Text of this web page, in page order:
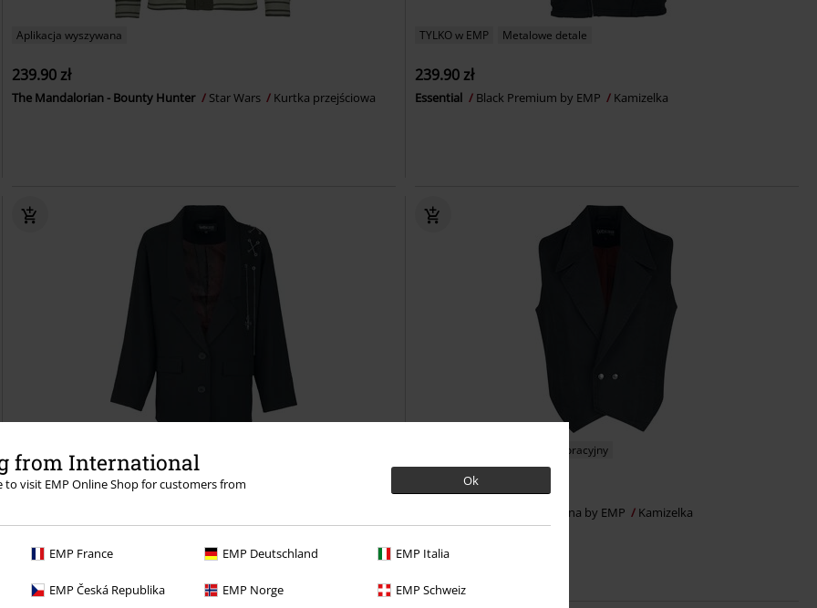
from International
to visit EMP Online Shop for customers from
Ok
EMP France EMP Deutschland EMP Italia
EMP Česká Republika EMP Norge EMP Schweiz
Aplikacja wyszywana
239.90 zł
The Mandalorian - Bounty Hunter Star Wars Kurtka przejściowa
TYLKO w EMP Metalowe detale
239.90 zł
Essential Black Premium by EMP Kamizelka
419.90 zł
Element dekoracyjny
239.90 zł
Gothicana by EMP Kamizelka